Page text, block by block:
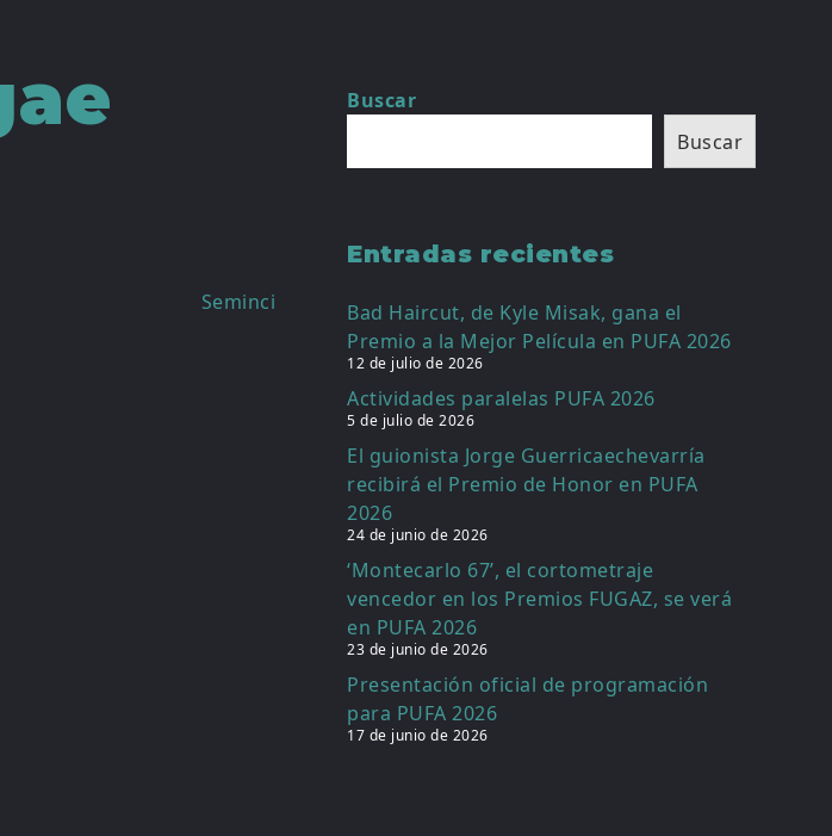
Seminci
Buscar
Buscar
Entradas recientes
Bad Haircut, de Kyle Misak, gana el
Premio a la Mejor Película en PUFA 2026
12 de julio de 2026
Actividades paralelas PUFA 2026
5 de julio de 2026
El guionista Jorge Guerricaechevarría
recibirá el Premio de Honor en PUFA
2026
24 de junio de 2026
‘Montecarlo 67’, el cortometraje
vencedor en los Premios FUGAZ, se verá
en PUFA 2026
23 de junio de 2026
Presentación oficial de programación
para PUFA 2026
17 de junio de 2026